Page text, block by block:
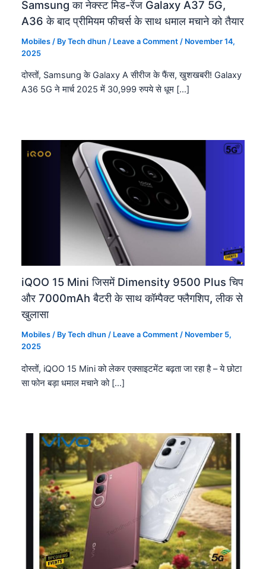
Samsung का नेक्स्ट मिड-रेंज Galaxy A37 5G,
A36 के बाद प्रीमियम फीचर्स के साथ धमाल मचाने को तैयार
Mobiles / ByTech dhun / Leave a Comment / November 14,
2025
दोस्तों, Samsung के Galaxy A सीरीज के फैंस, खुशखबरी! Galaxy
A36 5G ने मार्च 2025 में 30,999 रुपये से धूम […]
iQOO 15 Mini जिसमें Dimensity 9500 Plus चिप
और 7000mAh बैटरी के साथ कॉम्पैक्ट फ्लैगशिप, लीक से
खुलासा
Mobiles / ByTech dhun/ Leave a Comment / November 5,
2025
दोस्तों, iQOO 15 Mini को लेकर एक्साइटमेंट बढ़ता जा रहा है – ये छोटा
सा फोन बड़ा धमाल मचाने को […]